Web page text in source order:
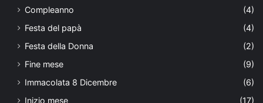
Compleanno
(4)
Festa del papà
(4)
Festa della Donna
(2)
Fine mese
(9)
Immacolata 8 Dicembre
(6)
Inizio mese
(17)